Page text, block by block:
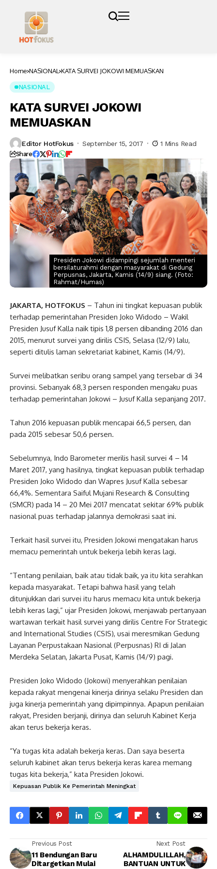
Home NASIONAL KATA SURVEI JOKOWI MEMUASKAN
NASIONAL
KATA SURVEI JOKOWI
MEMUASKAN
Editor HotFokus September 15, 2017 1 Mins Read
Share
Presiden Jokowi didampingi sejumlah menteri
bersilaturahmi dengan masyarakat di Gedung
Perpusnas, Jakarta, Kamis (14/9) siang. (Foto:
Rahmat/Humas)
JAKARTA, HOTFOKUS – Tahun ini tingkat kepuasan publik
terhadap pemerintahan Presiden Joko Widodo – Wakil
Presiden Jusuf Kalla naik tipis 1,8 persen dibanding 2016 dan
2015, menurut survei yang dirilis CSIS, Selasa (12/9) lalu,
seperti ditulis laman sekretariat kabinet, Kamis (14/9).
Survei melibatkan seribu orang sampel yang tersebar di 34
provinsi. Sebanyak 68,3 persen responden mengaku puas
terhadap pemerintahan Jokowi – Jusuf Kalla sepanjang 2017.
Tahun 2016 kepuasan publik mencapai 66,5 persen, dan
pada 2015 sebesar 50,6 persen.
Sebelumnya, Indo Barometer merilis hasil survei 4 – 14
Maret 2017, yang hasilnya, tingkat kepuasan publik terhadap
Presiden Joko Widodo dan Wapres Jusuf Kalla sebesar
66,4%. Sementara Saiful Mujani Research & Consulting
(SMCR) pada 14 – 20 Mei 2017 mencatat sekitar 69% publik
nasional puas terhadap jalannya demokrasi saat ini.
Terkait hasil survei itu, Presiden Jokowi mengatakan harus
memacu pemerintah untuk bekerja lebih keras lagi.
“Tentang penilaian, baik atau tidak baik, ya itu kita serahkan
kepada masyarakat. Tetapi bahwa hasil yang telah
ditunjukkan dari survei itu harus memacu kita untuk bekerja
lebih keras lagi,” ujar Presiden Jokowi, menjawab pertanyaan
wartawan terkait hasil survei yang dirilis Centre For Strategic
and International Studies (CSIS), usai meresmikan Gedung
Layanan Perpustakaan Nasional (Perpusnas) RI di Jalan
Merdeka Selatan, Jakarta Pusat, Kamis (14/9) pagi.
Presiden Joko Widodo (Jokowi) menyerahkan penilaian
kepada rakyat mengenai kinerja dirinya selaku Presiden dan
juga kinerja pemerintah yang dipimpinnya. Apapun penilaian
rakyat, Presiden berjanji, dirinya dan seluruh Kabinet Kerja
akan terus bekerja keras.
“Ya tugas kita adalah bekerja keras. Dan saya beserta
seluruh kabinet akan terus bekerja keras karea memang
tugas kita bekerja,” kata Presiden Jokowi.
Kepuasan Publik Ke Pemerintah Meningkat
Previous Post
11 Bendungan Baru
Ditargetkan Mulai
Next Post
ALHAMDULILLAH,
BANTUAN UNTUK